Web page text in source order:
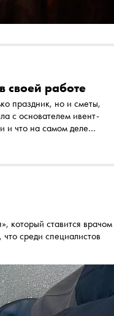
своей работе
праздник, но и сметы,
с основателем ивент-
и что на самом деле
который ставится врачом
среди специалистов